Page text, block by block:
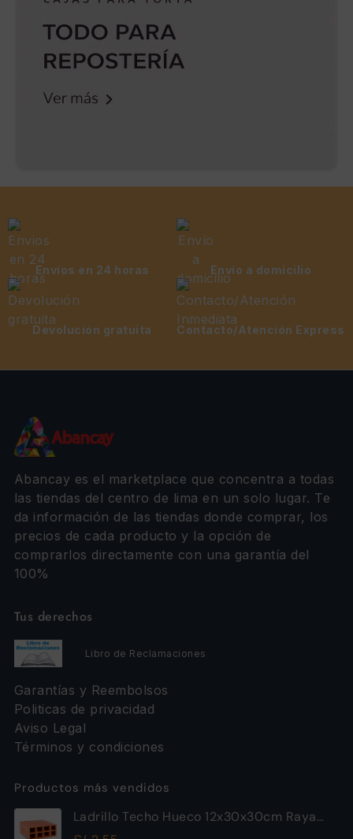
Envíos en 24 horas Envío a domicilio
Devolución gratuita Contacto/Atención Express
Abancay es el marketplace que concentra a todas
las tiendas del centro de lima en un solo lugar. Te
da información de las tiendas donde comprar, los
precios de cada producto y la opción de
comprarlos directamente con una garantía del
100%
Tus derechos
Libro de Reclamaciones
Garantías y Reembolsos
Politicas de privacidad
Aviso Legal
Términos y condiciones
Productos más vendidos
Ladrillo Techo Hueco 12x30x30cm Raya
Piramide